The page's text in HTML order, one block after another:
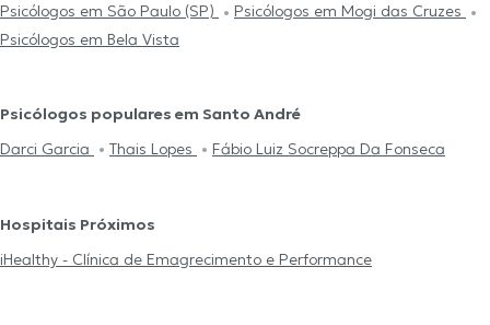
Psicólogos em São Paulo (SP)
Psicólogos em Mogi das Cruzes
Psicólogos em Bela Vista
Psicólogos populares em Santo André
Darci Garcia
Thais Lopes Fábio Luiz Socreppa Da Fonseca
Hospitais Próximos
iHealthy - Clínica de Emagrecimento e Performance